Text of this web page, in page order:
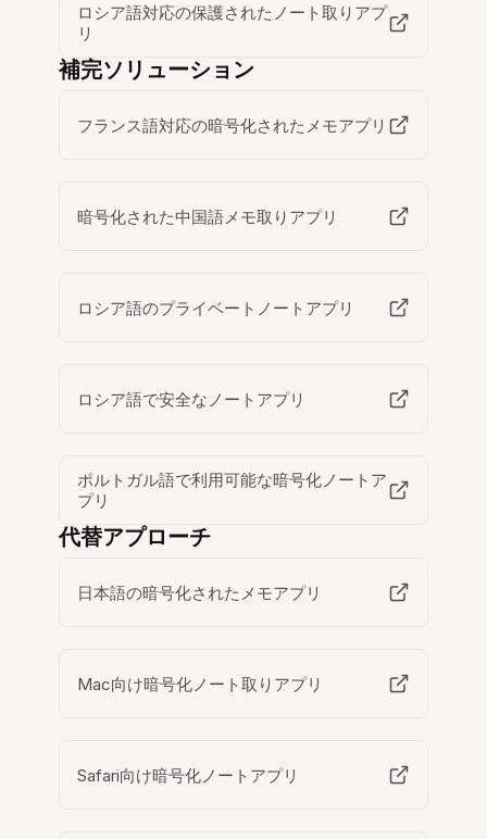
ロシア語対応の保護されたノート取りアプ
リ
補完ソリューション
フランス語対応の暗号化されたメモアプリ
暗号化された中国語メモ取りアプリ
ロシア語のプライベートノートアプリ
ロシア語で安全なノートアプリ
ポルトガル語で利用可能な暗号化ノートア
プリ
代替アプローチ
日本語の暗号化されたメモアプリ
Mac向け暗号化ノート取りアプリ
Safari向け暗号化ノートアプリ